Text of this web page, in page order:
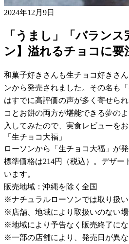
2024年12月9日
「うまし」「バラン
ン】溢れるチョコに要
和菓子好きさんも生チョコ好きさ
ンから発売されました。その名も
はすでに高評価の声が多く寄せら
コとお餅の両方が堪能できる夢の
入してみたので、実食レビューをお
「生チョコ大福」
ローソンから「生チョコ大福」が
標準価格は214円（税込）。デザー
います。
販売地域：沖縄を除く全国
※ナチュラルローソンでは取り扱
※店舗、地域により取扱いのない
※地域により予告なく販売終了に
※一部の店舗により、発売日が異